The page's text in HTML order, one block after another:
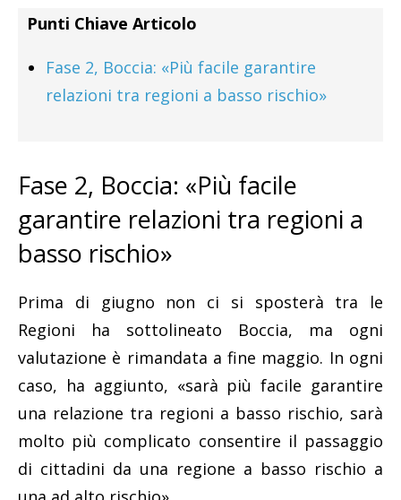
Punti Chiave Articolo
Fase 2, Boccia: «Più facile garantire
relazioni tra regioni a basso rischio»
Fase 2, Boccia: «Più facile
garantire relazioni tra regioni a
basso rischio»
Prima di giugno non ci si sposterà tra le
Regioni ha sottolineato Boccia, ma ogni
valutazione è rimandata a fine maggio. In ogni
caso, ha aggiunto, «sarà più facile garantire
una relazione tra regioni a basso rischio, sarà
molto più complicato consentire il passaggio
di cittadini da una regione a basso rischio a